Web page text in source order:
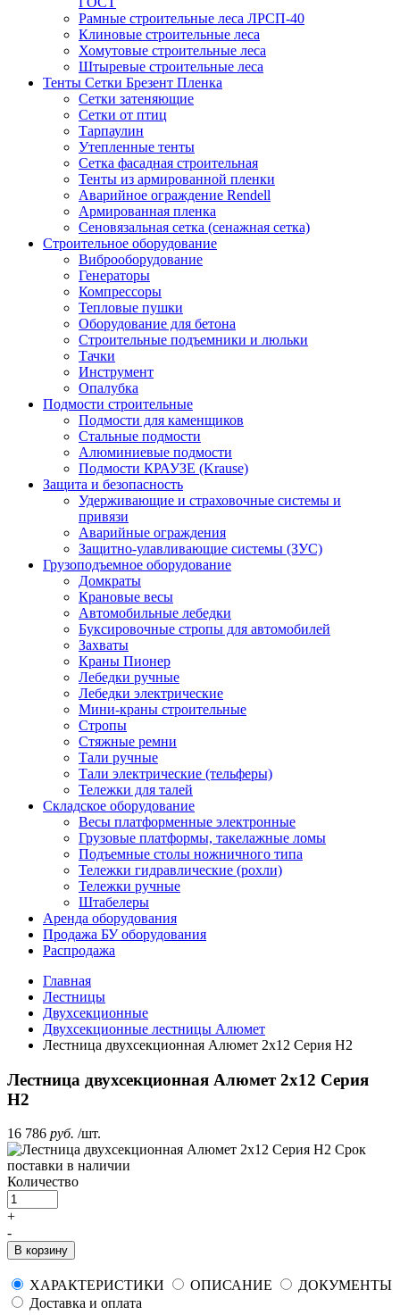
Рамные строительные леса ЛРСП-40
Клиновые строительные леса
Хомутовые строительные леса
Штыревые строительные леса
Тенты Сетки Брезент Пленка
Сетки затеняющие
Сетки от птиц
Тарпаулин
Утепленные тенты
Сетка фасадная строительная
Тенты из армированной пленки
Аварийное ограждение Rendell
Армированная пленка
Сеновязальная сетка (сенажная сетка)
Строительное оборудование
Виброоборудование
Генераторы
Компрессоры
Тепловые пушки
Оборудование для бетона
Строительные подъемники и люльки
Тачки
Инструмент
Опалубка
Подмости строительные
Подмости для каменщиков
Стальные подмости
Алюминиевые подмости
Подмости КРАУЗЕ (Krause)
Защита и безопасность
Удерживающие и страховочные системы и
привязи
Аварийные ограждения
Защитно-улавливающие системы (ЗУС)
Грузоподъемное оборудование
Домкраты
Крановые весы
Автомобильные лебедки
Буксировочные стропы для автомобилей
Захваты
Краны Пионер
Лебедки ручные
Лебедки электрические
Мини-краны строительные
Стропы
Стяжные ремни
Тали ручные
Тали электрические (тельферы)
Тележки для талей
Складское оборудование
Весы платформенные электронные
Грузовые платформы, такелажные ломы
Подъемные столы ножничного типа
Тележки гидравлические (рохли)
Тележки ручные
Штабелеры
Аренда оборудования
Продажа БУ оборудования
Распродажа
Главная
Лестницы
Двухсекционные
Двухсекционные лестницы Алюмет
Лестница двухсекционная Алюмет 2х12 Серия H2
Лестница двухсекционная Алюмет 2х12 Серия
H2
16 786 руб. /шт.
Срок
поставки в наличии
Количество
+
-
В корзину
ХАРАКТЕРИСТИКИ ОПИСАНИЕ
ДОКУМЕНТЫ
Доставка и оплата